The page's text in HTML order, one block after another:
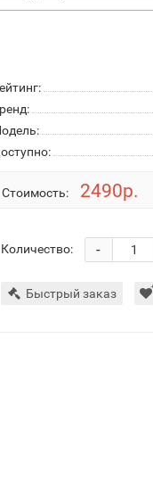
Стоимость: 2490р.
Количество: -
Быстрый заказ